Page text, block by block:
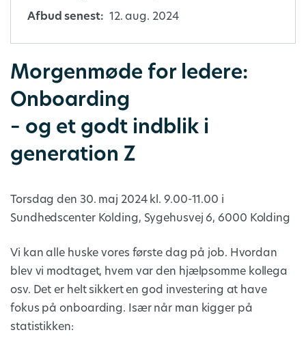
Afbud senest: 12. aug. 2024
Morgenmøde for ledere:
Onboarding
– og et godt indblik i
generation Z
Torsdag den 30. maj 2024 kl. 9.00-11.00 i
Sundhedscenter Kolding, Sygehusvej 6, 6000 Kolding
Vi kan alle huske vores første dag på job. Hvordan
blev vi modtaget, hvem var den hjælpsomme kollega
osv. Det er helt sikkert en god investering at have
fokus på onboarding. Især når man kigger på
statistikken: